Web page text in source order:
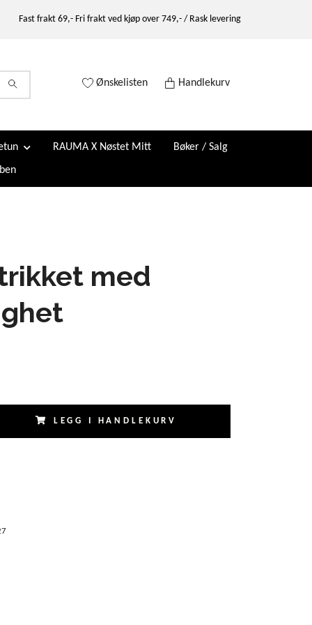
Fast frakt 69,- Fri frakt ved kjøp over 749,- / Rask levering
Ønskelisten Handlekurv
RAUMA X Nøstet Mitt Bøker / Salg
med
LEGG I HANDLEKURV